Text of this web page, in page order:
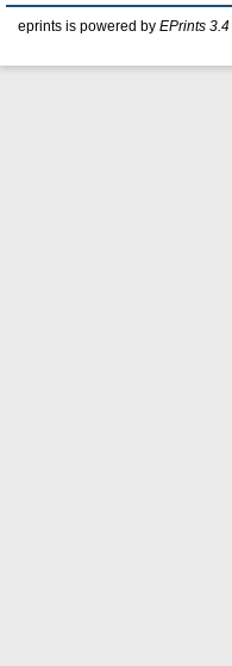
eprints is powered by EPrints 3.4